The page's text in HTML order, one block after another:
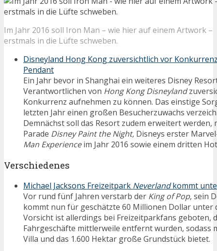
Im Jahr 2016 soll Iron Man – wie hier auf einem Artwork –
erstmals in die Lüfte schweben.
Disneyland Hong Kong zuversichtlich vor
Pendant
Ein Jahr bevor in Shanghai ein weiteres Disney
Verantwortlichen von Hong Kong Disneyland
Konkurrenz aufnehmen zu können. Das einstige
letzten Jahr einen großen Besucherzuwachs
Demnächst soll das Resort zudem erweitert werden,
Parade Disney Paint the Night, Disneys erster
Man Experienceim Jahr 2016 sowie einem dritten
Verschiedenes
Michael Jacksons Freizeitpark Neverlandkommt
Vor rund fünf Jahren verstarb der King of Pop, sein
kommt nun für geschätzte 60 Millionen Dollar unter
Vorsicht ist allerdings bei Freizeitparkfans geboten,
Fahrgeschäfte mittlerweile entfernt wurden, sodass
Villa und das 1.600 Hektar große Grundstück bietet.